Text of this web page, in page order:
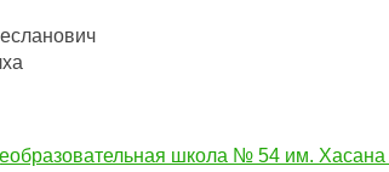
школа № 54 им. Хасана